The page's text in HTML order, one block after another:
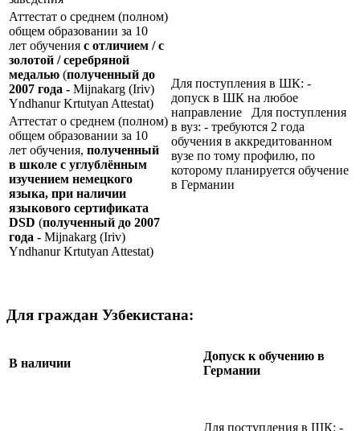
Аттестат о среднем (полном)
общем образовании за 10
лет обучения с отличием / с
золотой / серебряной
медалью (полученный до
2007 года - Mijnakarg (Iriv)
Yndhanur Krtutyan Attestat)
Для поступления в ШК: -
допуск в ШК на любое
направление Для поступления
в вуз: - требуются 2 года
обучения в аккредитованном
вузе по тому профилю, по
которому планируется обучение
в Германии
Аттестат о среднем (полном)
общем образовании за 10
лет обучения, полученный
в школе с углублённым
изучением немецкого
языка, при наличии
языкового сертификата
DSD (полученный до 2007
года - Mijnakarg (Iriv)
Yndhanur Krtutyan Attestat)
Для граждан Узбекистана:
В наличии
Допуск к обучению в
Германии
Для поступления в ШК: -